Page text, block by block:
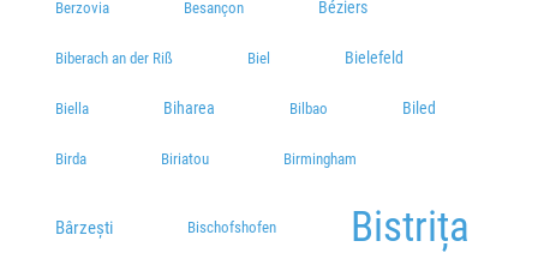
Berzovia Besançon Béziers
Biberach an der Riß Biel Bielefeld
Biella Biharea Bilbao Biled
Birda Biriatou Birmingham
Bârzeşti Bischofshofen Bistrița